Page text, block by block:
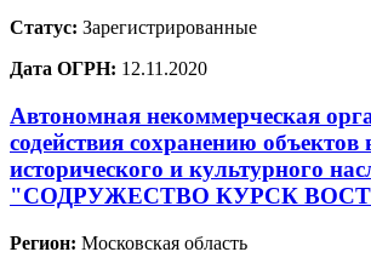
Статус: Зарегистрированные
Дата ОГРН: 12.11.2020
Автономная некоммерческая
содействия сохранению объектов
исторического и культурного
"СОДРУЖЕСТВО КУРСК
Регион: Московская область